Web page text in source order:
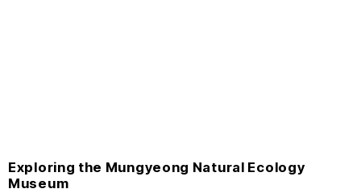
Exploring the Mungyeong Natural Ecology
Museum